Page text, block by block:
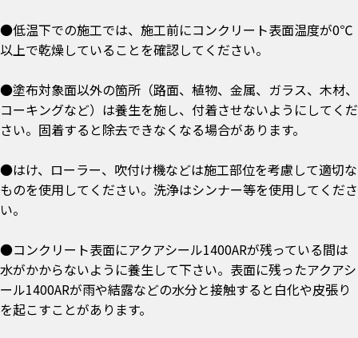
●低温下での施工では、施工前にコンクリート表面温度が0℃
以上で乾燥していることを確認してください。
●塗布対象面以外の箇所（路面、植物、金属、ガラス、木材、
コーキングなど）は養生を施し、付着させないようにしてくだ
さい。固着すると除去できなくなる場合があります。
●はけ、ローラー、吹付け機などは施工部位を考慮して適切な
ものを使用してください。洗浄はシンナー等を使用してくださ
い。
●コンクリート表面にアクアシール1400ARが残っている間は
水がかからないように養生して下さい。表面に残ったアクアシ
ール1400ARが雨や結露などの水分と接触すると白化や皮張り
を起こすことがあります。